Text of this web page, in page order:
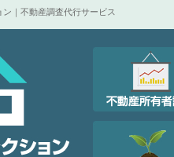
｜不動産調査代行サービス